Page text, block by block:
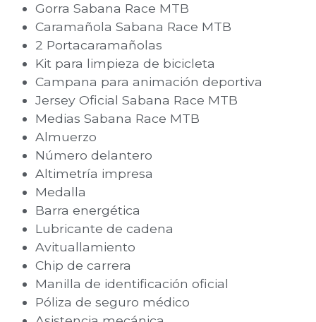
Gorra Sabana Race MTB
Caramañola Sabana Race MTB
2 Portacaramañolas
Kit para limpieza de bicicleta
Campana para animación deportiva
Jersey Oficial Sabana Race MTB
Medias Sabana Race MTB
Almuerzo
Número delantero
Altimetría impresa
Medalla
Barra energética
Lubricante de cadena
Avituallamiento
Chip de carrera
Manilla de identificación oficial
Póliza de seguro médico